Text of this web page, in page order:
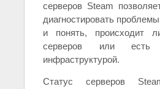
серверов Steam
диагностировать
и понять, происходит
серверов или
инфраструктурой.
Статус серверов